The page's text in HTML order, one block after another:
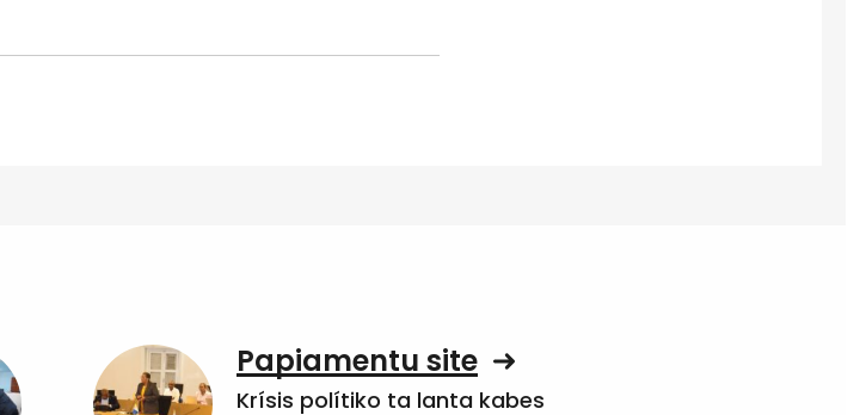
Papiamentu site
Krísis polítiko ta lanta kabes